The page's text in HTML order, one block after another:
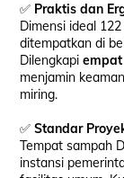
✅ Praktis dan
Dimensi ideal
ditempatkan di
Dilengkapi
menjamin
miring.
✅Standar
Tempat sampah
instansi